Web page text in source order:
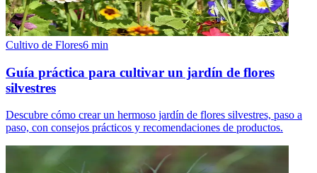
Cultivo de Flores6 min
Guía práctica para cultivar un jardín de flores
silvestres
Descubre cómo crear un hermoso jardín de flores silvestres, paso a
paso, con consejos prácticos y recomendaciones de productos.